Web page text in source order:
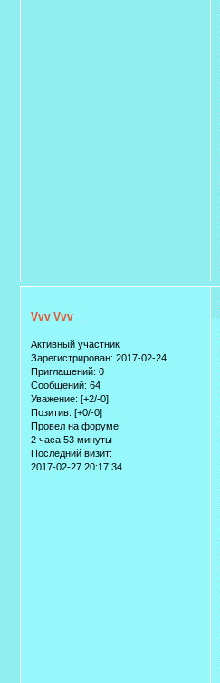
Vvv Vvv
Активный участник
Зарегистрирован: 2017-02-24
Приглашений: 0
Сообщений: 64
Уважение: [+2/-0]
Позитив: [+0/-0]
Провел на форуме:
2 часа 53 минуты
Последний визит:
2017-02-27 20:17:34